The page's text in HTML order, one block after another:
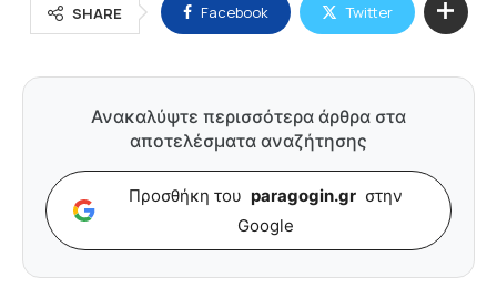
SHARE Facebook Twitter
Ανακαλύψτε περισσότερα άρθρα στα
αποτελέσματα αναζήτησης
Προσθήκη του paragogin.gr στην
Google